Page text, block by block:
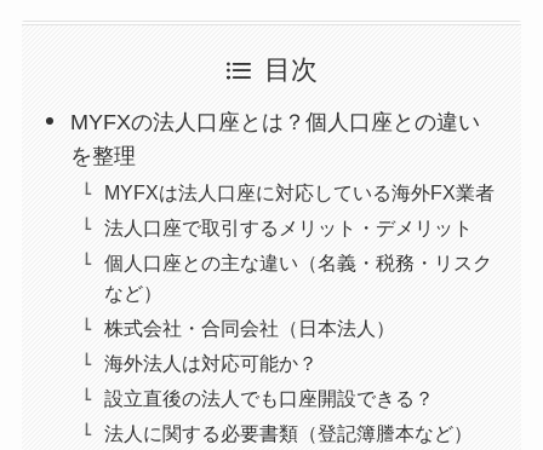
目次
MYFXの法人口座とは？個人口座との違い
を整理
MYFXは法人口座に対応している海外FX業者
法人口座で取引するメリット・デメリット
個人口座との主な違い（名義・税務・リスク
など）
株式会社・合同会社（日本法人）
海外法人は対応可能か？
設立直後の法人でも口座開設できる？
法人に関する必要書類（登記簿謄本など）